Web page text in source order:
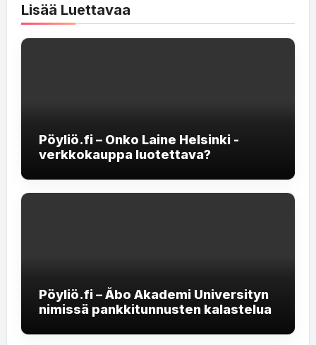
Lisää Luettavaa
Pöyliö.fi – Onko Laine Helsinki -
verkkokauppa luotettava?
Pöyliö.fi – Åbo Akademi Universityn
nimissä pankkitunnusten kalastelua